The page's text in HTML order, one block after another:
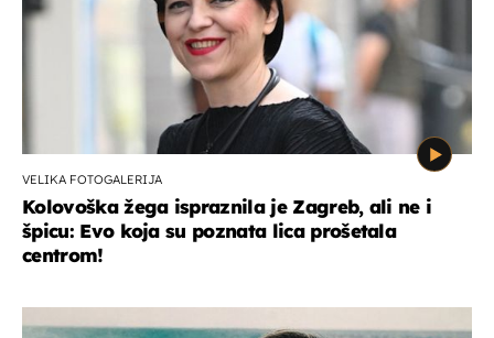
VELIKA FOTOGALERIJA
Kolovoška žega ispraznila je Zagreb, ali ne i
špicu: Evo koja su poznata lica prošetala
centrom!